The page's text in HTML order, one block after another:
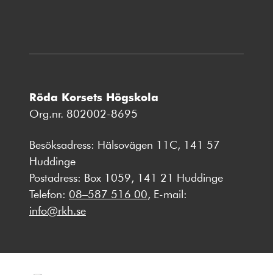
Röda Korsets Högskola
Org.nr. 802002-8695
Besöksadress: Hälsovägen 11C, 141 57
Huddinge
Postadress: Box 1059, 141 21 Huddinge
Telefon: 08–587 516 00, E-mail:
info@rkh.se